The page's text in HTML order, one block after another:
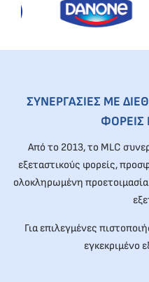
ΣΥΝΕΡΓΑΣΙΕΣ ΜΕ
ΦΟΡΕΙΣ
Από το 2013, το MLC
εξεταστικούς φορείς,
ολοκληρωμένη
Για επιλεγμένες
εγκεκριμένο